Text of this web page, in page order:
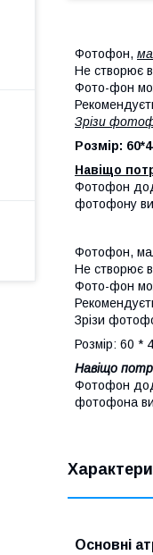
Фотофон,
Не створює
Фото-фон
Зрізи
Розмір:
Навіщо
Фотофон
фотофону
Фотофон,
Не створює
Фото-фон
Зрізи
Розмір: 60 *
Навіщо
Фотофон
фотофона
Основні